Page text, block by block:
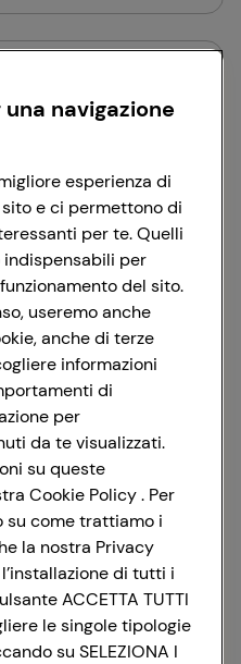
o {{recover-email}}
e si applicano
rimarrai connesso per 12 ore.
Google
navigazione
esperienza di
e ci permettono di
per te. Quelli
per
del sito.
useremo anche
anche di terze
informazioni
di
per
da te visualizzati.
su queste
Cookie Policy . Per
come trattiamo i
la nostra Privacy
di tutti i
ACCETTA TUTTI
le singole tipologie
su SELEZIONA I